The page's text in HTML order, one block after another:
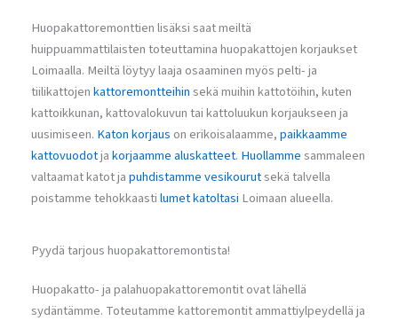
Huopakattoremonttien lisäksi saat meiltä
huippuammattilaisten toteuttamina huopakattojen korjaukset
Loimaalla. Meiltä löytyy laaja osaaminen myös pelti- ja
tiilikattojenkattoremontteihinsekä muihin kattotöihin, kuten
kattoikkunan, kattovalokuvun tai kattoluukun korjaukseen ja
uusimiseen. Katon korjaus on erikoisalaamme,paikkaamme
kattovuodotjakorjaamme aluskatteet. Huollammesammaleen
valtaamat katot japuhdistamme vesikourutsekä talvella
poistamme tehokkaastilumet katoltasi Loimaan alueella.
Pyydä tarjous huopakattoremontista!
Huopakatto- ja palahuopakattoremontit ovat lähellä
sydäntämme. Toteutamme kattoremontit ammattiylpeydellä ja